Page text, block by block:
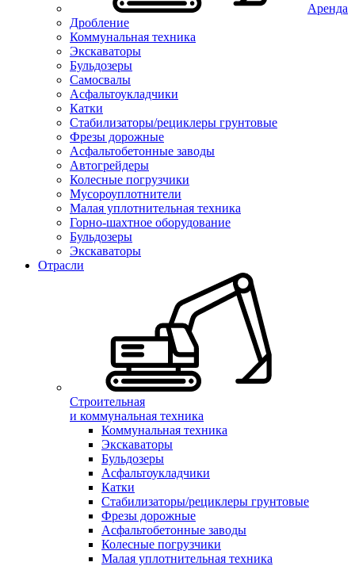
Аренда
Дробление
Коммунальная техника
Экскаваторы
Бульдозеры
Самосвалы
Асфальтоукладчики
Катки
Стабилизаторы/рециклеры грунтовые
Фрезы дорожные
Асфальтобетонные заводы
Автогрейдеры
Колесные погрузчики
Мусороуплотнители
Малая уплотнительная техника
Горно-шахтное оборудование
Бульдозеры
Экскаваторы
Отрасли
Строительная
и коммунальная техника
Коммунальная техника
Экскаваторы
Бульдозеры
Асфальтоукладчики
Катки
Стабилизаторы/рециклеры грунтовые
Фрезы дорожные
Асфальтобетонные заводы
Колесные погрузчики
Малая уплотнительная техника